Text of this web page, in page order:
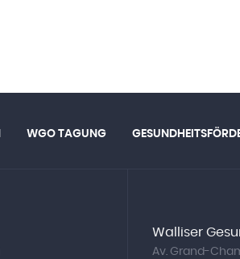
WGO TAGUNG
Walliser
Av. Grand-